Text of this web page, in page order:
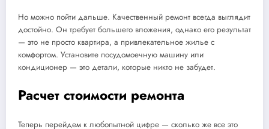
Но можно пойти дальше. Качественный ремонт всегда выглядит
достойно. Он требует большего вложения, однако его результат
— это не просто квартира, а привлекательное жилье с
комфортом. Установите посудомоечную машину или
кондиционер — это детали, которые никто не забудет.
Расчет стоимости ремонта
Теперь перейдем к любопытной цифре — сколько же все это